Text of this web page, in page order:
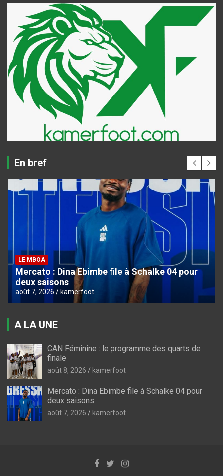
En bref
LE MBOA
Mercato : Dina Ebimbe file à Schalke 04 pour
deux saisons
août 7, 2026 kamerfoot
A LA UNE
CAN Féminine : le programme des quarts de
finale
août 8, 2026 kamerfoot
Mercato : Dina Ebimbe file à Schalke 04 pour
deux saisons
août 7, 2026 kamerfoot